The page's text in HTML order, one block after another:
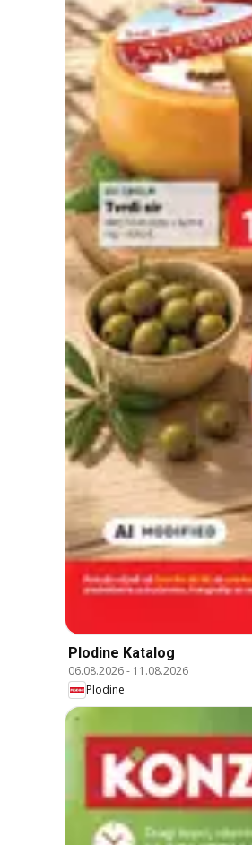
Plodine Katalog
06.08.2026- 11.08.2026
Plodine